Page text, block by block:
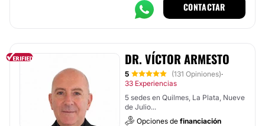
CONTACTAR
DR. VÍCTOR ARMESTO
5 (131 Opiniones)·
33 Experiencias
5 sedes en Quilmes, La Plata, Nueve
de Julio...
Opciones de financiación